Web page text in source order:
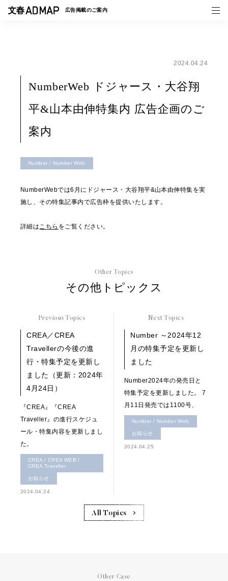
広告掲載のご案内
事例一覧
トピックス
2024.04.24
NumberWeb ドジャース・大谷翔
平&山本由伸特集内 広告企画のご
案内
Number / Number Web
NumberWebでは6月にドジャース・大谷翔平&山本由伸特集を実
施し、その特集記事内で広告枠を提供いたします。
詳細はこちら をご覧ください。
Other Topics
その他トピックス
Previous Topics
CREA／CREA
Travellerの今後の進
行・特集予定を更新し
ました（更新：2024年
4月24日）
『CREA』『CREA
Traveller』の進行スケジュ
ール・特集内容を更新しまし
た。
CREA / CREA WEB /
CREA Traveller
お知らせ
2024.04.24
Next Topics
Number ～2024年12
月の特集予定を更新し
ました
Number2024年の発売日と
特集予定を更新しました。 7
月11日発売では1100号、
Number / Number Web
お知らせ
2024.04.25
All Topics
Other Case